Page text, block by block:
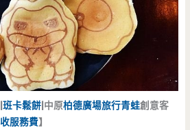
班卡鬆餅 |中原柏德廣場旅行青蛙創意客
服務費】